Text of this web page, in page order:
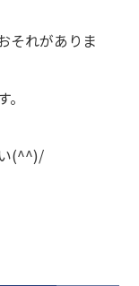
それがありま
(^^)/